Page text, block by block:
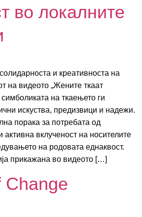
во локалните
и креативноста на
на видеото „Жените ткаат
на ткаењето ги
искуства, предизвици и надежи.
порака за потребата од
активна вклученост на носителите
на родовата еднаквост.
прикажана во видеото […]
Change